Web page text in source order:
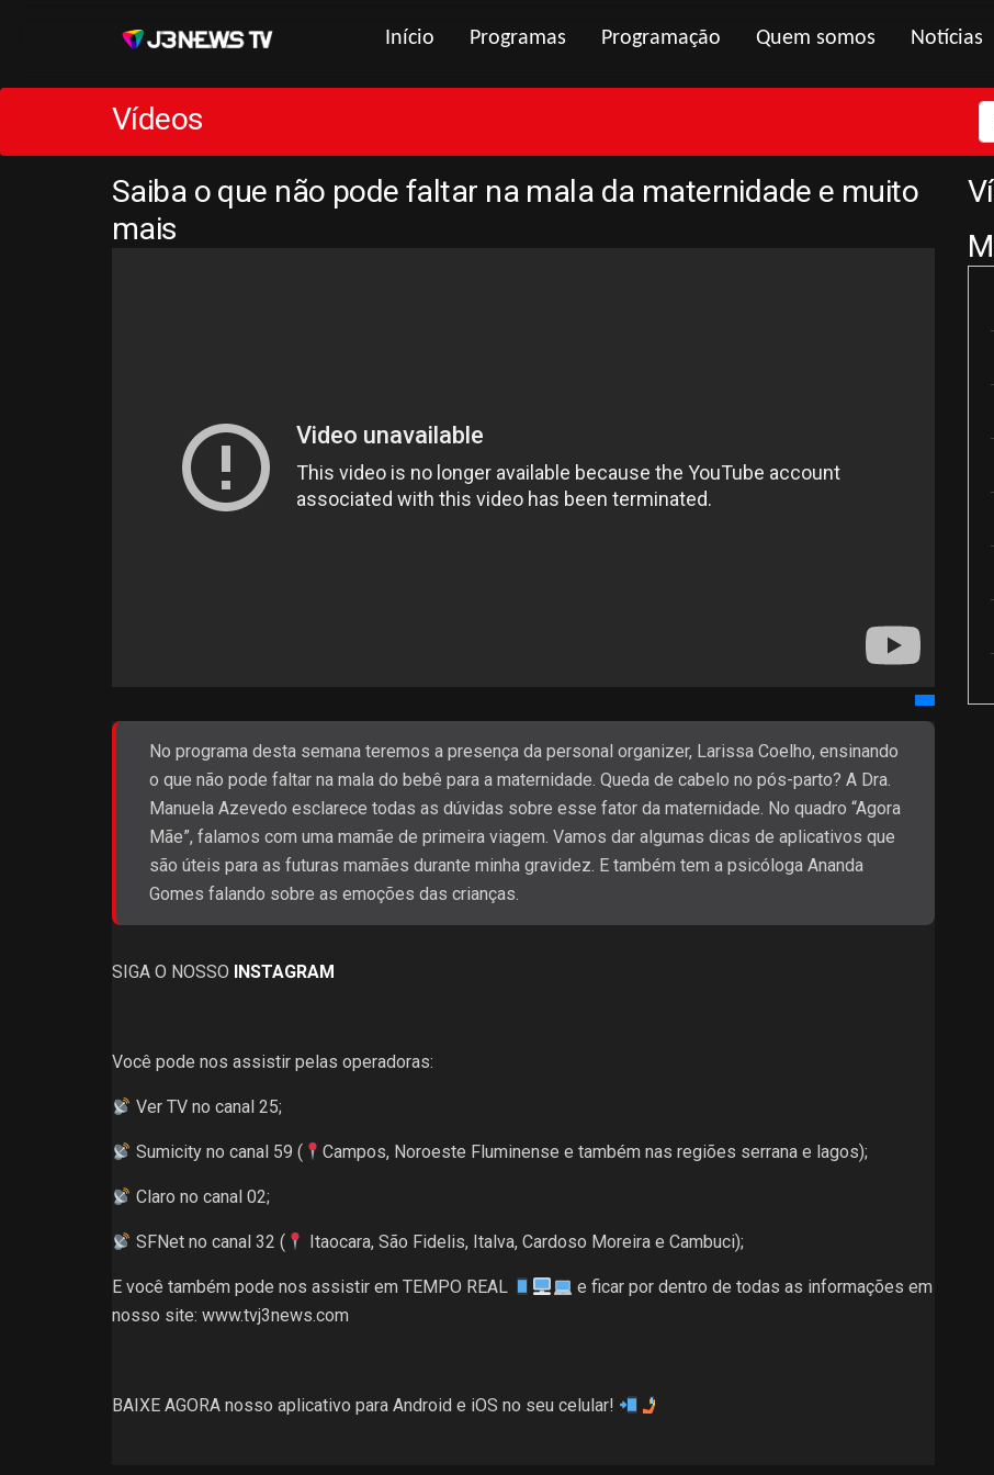
Início Programas Programação Quem somos Notícias
Vídeos
Saiba o que não pode faltar na mala da maternidade e muito
mais
No programa desta semana teremos a presença da personal organizer, Larissa Coelho, ensinando
o que não pode faltar na mala do bebê para a maternidade. Queda de cabelo no pós-parto? A Dra.
Manuela Azevedo esclarece todas as dúvidas sobre esse fator da maternidade. No quadro “Agora
Mãe”, falamos com uma mamãe de primeira viagem. Vamos dar algumas dicas de aplicativos que
são úteis para as futuras mamães durante minha gravidez. E também tem a psicóloga Ananda
Gomes falando sobre as emoções das crianças.
SIGA O NOSSO INSTAGRAM
Você pode nos assistir pelas operadoras:
Ver TV no canal 25;
Sumicity no canal 59 ( Campos, Noroeste Fluminense e também nas regiões serrana e lagos);
Claro no canal 02;
SFNet no canal 32 ( Itaocara, São Fidelis, Italva, Cardoso Moreira e Cambuci);
E você também pode nos assistir em TEMPO REAL
e ficar por dentro de todas as informações em
nosso site: www.tvj3news.com
BAIXE AGORA nosso aplicativo para Android e iOS no seu celular!